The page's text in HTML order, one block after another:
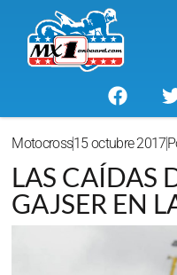
Motocross15 octubre 2017
LAS CAÍDAS
GAJSER EN